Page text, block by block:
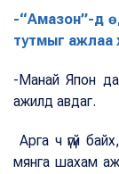
-“Амазон”-д
тутмыг ажлаа
-Манай Япон
ажилд авдаг.
Арга ч үгүй
мянга шахам